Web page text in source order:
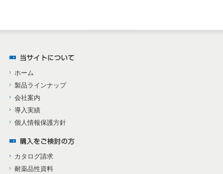
ホーム
製品ラインナップ
会社案内
導入実績
個人情報保護方針
カタログ請求
耐薬品性資料